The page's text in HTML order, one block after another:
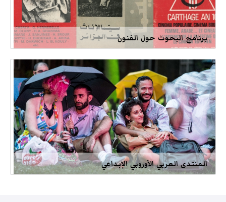
برنامج البحوث حول الفنون
المنتدى العربي الأوروبي الإبداعي